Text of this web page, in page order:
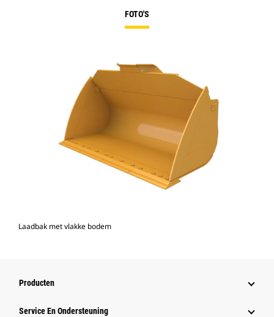
FOTO'S
Laadbak met vlakke bodem
Producten
Service En Ondersteuning